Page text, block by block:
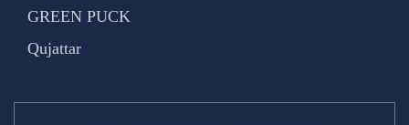
GREEN PUCK
Qujattar